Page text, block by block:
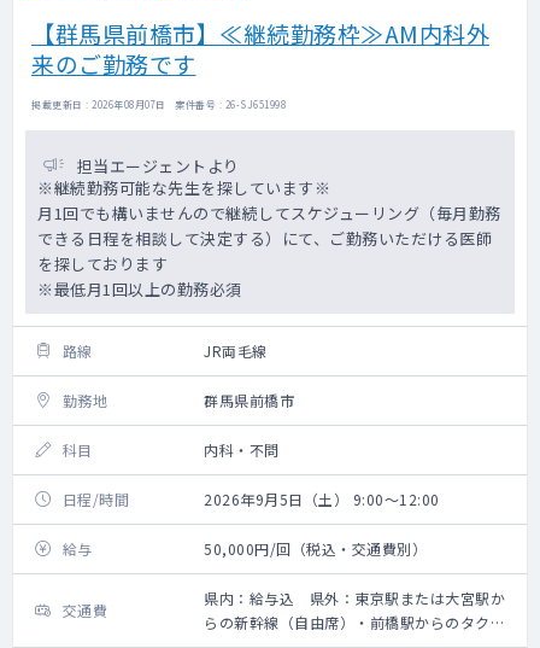
【群馬県前橋市】≪継続勤務枠≫AM内科外
来のご勤務です
掲載更新日 : 2026年08月07日 案件番号 : 26-SJ651998
担当エージェントより
※継続勤務可能な先生を探しています※
月1回でも構いませんので継続してスケジューリング（毎月勤務
できる日程を相談して決定する）にて、ご勤務いただける医師
を探しております
※最低月1回以上の勤務必須
路線 JR両毛線
勤務地 群馬県前橋市
科目 内科・不問
日程/時間 2026年9月5日（土） 9:00～12:00
給与 50,000円/回（税込・交通費別）
交通費
県内：給与込 県外：東京駅または大宮駅か
らの新幹線（自由席）・前橋駅からのタクシ